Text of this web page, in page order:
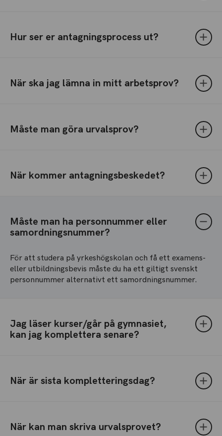
Hur ser er antagningsprocess ut?
När ska jag lämna in mitt arbetsprov?
Måste man göra urvalsprov?
När kommer antagningsbeskedet?
Måste man ha personnummer eller
samordningsnummer?
För att studera på yrkeshögskolan och få ett examens-
eller utbildningsbevis måste du ha ett giltigt svenskt
personnummer alternativt ett samordningsnummer.
Jag läser kurser/går på gymnasiet,
kan jag komplettera senare?
När är sista kompletteringsdag?
När kan man skriva urvalsprovet?